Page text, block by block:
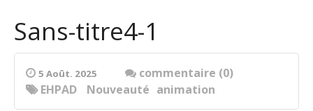
Sans-titre4-1
5 Août. 2025
commentaire (0)
animation
EHPAD Nouveauté